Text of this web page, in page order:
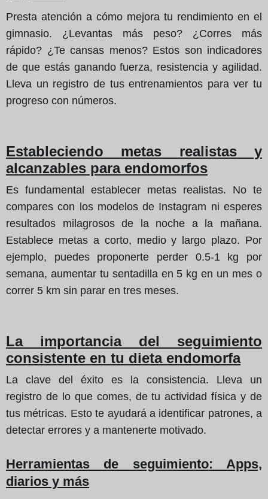
Presta atención a cómo mejora tu rendimiento en el
gimnasio. ¿Levantas más peso? ¿Corres más
rápido? ¿Te cansas menos? Estos son indicadores
de que estás ganando fuerza, resistencia y agilidad.
Lleva un registro de tus entrenamientos para ver tu
progreso con números.
Estableciendo metas realistas y
alcanzables para endomorfos
Es fundamental establecer metas realistas. No te
compares con los modelos de Instagram ni esperes
resultados milagrosos de la noche a la mañana.
Establece metas a corto, medio y largo plazo. Por
ejemplo, puedes proponerte perder 0.5-1 kg por
semana, aumentar tu sentadilla en 5 kg en un mes o
correr 5 km sin parar en tres meses.
La importancia del seguimiento
consistente en tu dieta endomorfa
La clave del éxito es la consistencia. Lleva un
registro de lo que comes, de tu actividad física y de
tus métricas. Esto te ayudará a identificar patrones, a
detectar errores y a mantenerte motivado.
Herramientas de seguimiento: Apps,
diarios y más